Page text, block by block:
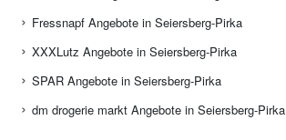
Fressnapf Angebote in Seiersberg-Pirka
XXXLutz Angebote in Seiersberg-Pirka
SPAR Angebote in Seiersberg-Pirka
dm drogerie markt Angebote in Seiersberg-Pirka